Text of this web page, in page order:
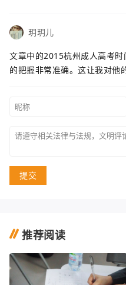
玥玥儿
文章中的2015杭州成人高考
的把握非常准确。这让我对他
提交
推荐阅读